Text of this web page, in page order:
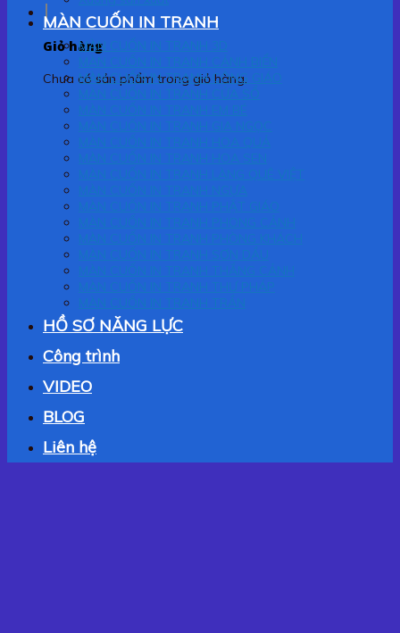
Giỏ hàng
Chưa có sản phẩm trong giỏ hàng.
MÀN CUỐN IN TRANH
MÀN CUỐN IN TRANH 3D
MÀN CUỐN IN TRANH CÔNG GIÁO
HỒ SƠ NĂNG LỰC
Công trình
VIDEO
BLOG
Liên hệ